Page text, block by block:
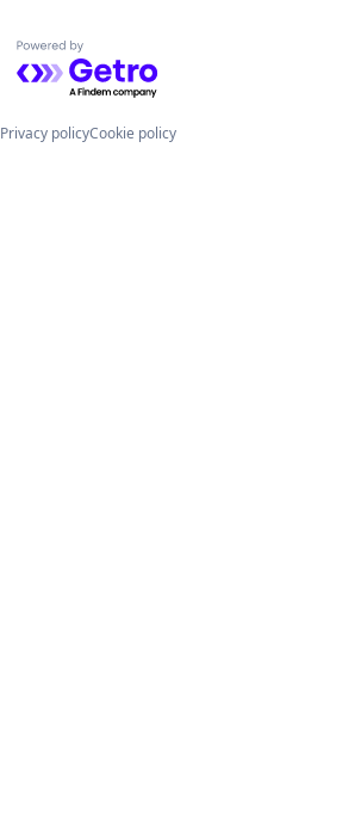
Powered by Getro.com
Privacy policyCookie policy